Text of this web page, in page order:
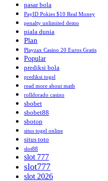
pasar bola
PayID Pokies $10 Real Money
penalty unlimited demo
piala dunia
Plan
Playzax Casino 20 Euros Gratis
Popular
prediksi bola
prediksi togel
read more about math
rolldorado casino
sbobet
sbobet88
sbotop
situs togel online
situs toto
slot88
slot 777
slot777
slot 2026